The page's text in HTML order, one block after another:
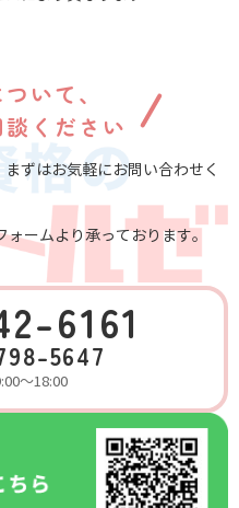
いて、
ください
ずはお気軽にお問い合わせく
ームより承っております。
6161
5647
～18:00